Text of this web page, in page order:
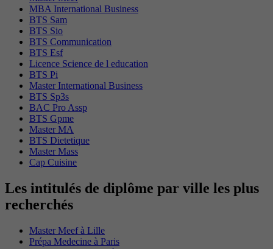
MBA International Business
BTS Sam
BTS Sio
BTS Communication
BTS Esf
Licence Science de l education
BTS Pi
Master International Business
BTS Sp3s
BAC Pro Assp
BTS Gpme
Master MA
BTS Dietetique
Master Mass
Cap Cuisine
Les intitulés de diplôme par ville les plus
recherchés
Master Meef à Lille
Prépa Medecine à Paris